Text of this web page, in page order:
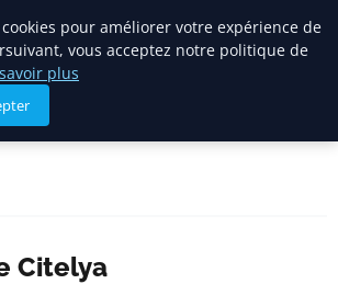
Citelya
pour améliorer votre expérience de
vous acceptez notre politique de
plus